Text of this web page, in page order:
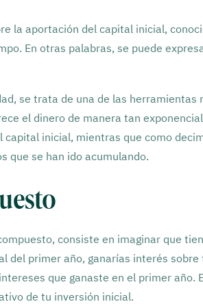
la aportación del capital inicial,
En otras palabras, se puede
se trata de una de las
el dinero de manera tan
inicial, mientras que como
que se han ido acumulando.
consiste en imaginar que
primer año, ganarías interés
que ganaste en el primer año.
de tu inversión inicial.